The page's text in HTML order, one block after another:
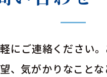
にご連絡ください
、気がかりなこと